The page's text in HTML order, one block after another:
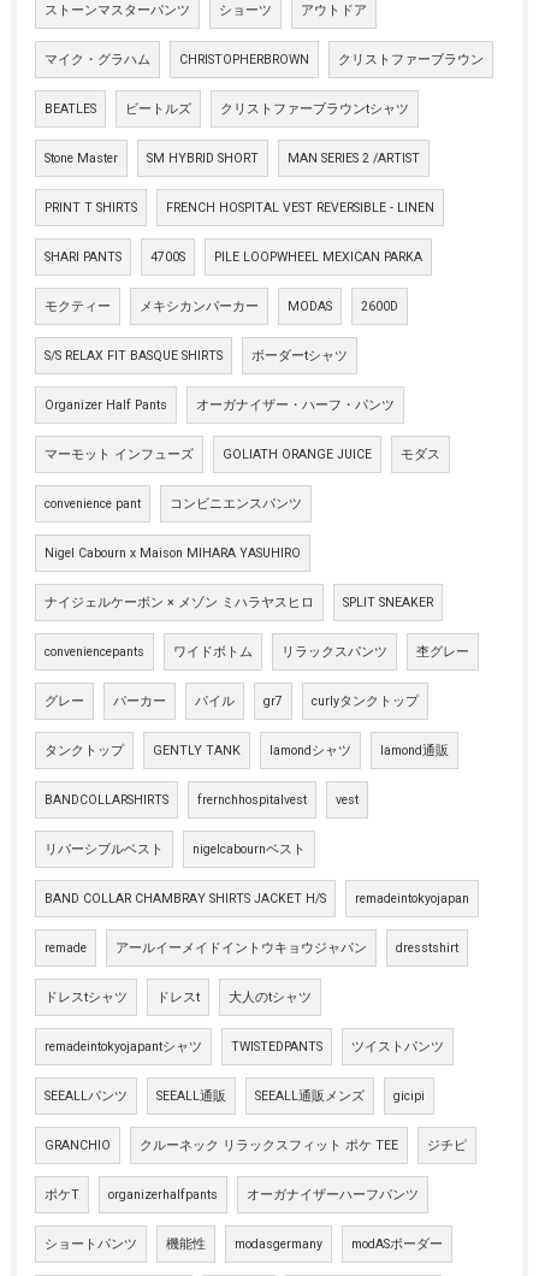
ストーンマスターパンツ ショーツ アウトドア
マイク・グラハム CHRISTOPHERBROWN クリストファーブラウン
BEATLES ビートルズ クリストファーブラウンtシャツ
Stone Master SM HYBRID SHORT MAN SERIES 2 /ARTIST
PRINT T SHIRTS FRENCH HOSPITAL VEST REVERSIBLE - LINEN
SHARI PANTS 4700S PILE LOOPWHEEL MEXICAN PARKA
モクティー メキシカンパーカー MODAS 2600D
S/S RELAX FIT BASQUE SHIRTS ボーダーtシャツ
Organizer Half Pants オーガナイザー・ハーフ・パンツ
マーモット インフューズ GOLIATH ORANGE JUICE モダス
convenience pant コンビニエンスパンツ
Nigel Cabourn x Maison MIHARA YASUHIRO
ナイジェルケーボン × メゾン ミハラヤスヒロ SPLIT SNEAKER
conveniencepants ワイドボトム リラックスパンツ 杢グレー
グレー パーカー パイル gr7 curlyタンクトップ
タンクトップ GENTLY TANK lamondシャツ lamond通販
BANDCOLLARSHIRTS frernchhospitalvest vest
リバーシブルベスト nigelcabournベスト
BAND COLLAR CHAMBRAY SHIRTS JACKET H/S remadeintokyojapan
remade アールイーメイドイントウキョウジャパン dresstshirt
ドレスtシャツ ドレスt 大人のtシャツ
remadeintokyojapantシャツ TWISTEDPANTS ツイストパンツ
SEEALLパンツ SEEALL通販 SEEALL通販メンズ gicipi
GRANCHIO クルーネック リラックスフィット ポケ TEE ジチピ
ポケT organizerhalfpants オーガナイザーハーフパンツ
ショートパンツ 機能性 modasgermany modASボーダー